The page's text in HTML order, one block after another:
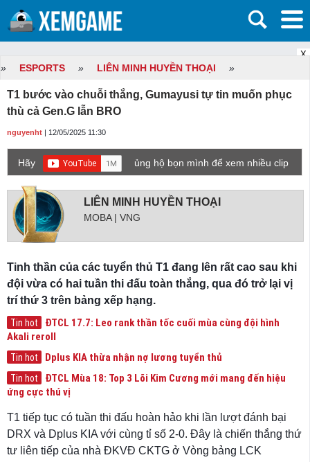
X
» ESPORTS » LIÊN MINH HUYỀN THOẠI »
T1 bước vào chuỗi thắng, Gumayusi tự tin muốn phục
thù cả Gen.G lẫn BRO
nguyenht | 12/05/2025 11:30
Hãy
ủng hộ bọn mình để xem nhiều clip
LIÊN MINH HUYỀN THOẠI
MOBA | VNG
Tinh thần của các tuyển thủ T1 đang lên rất cao sau khi
đội vừa có hai tuần thi đấu toàn thắng, qua đó trở lại vị
trí thứ 3 trên bảng xếp hạng.
Tin hot
ĐTCL 17.7: Leo rank thần tốc cuối mùa cùng đội hình
Akali reroll
Tin hot Dplus KIA thừa nhận nợ lương tuyển thủ
Tin hot
ĐTCL Mùa 18: Top 3 Lõi Kim Cương mới mang đến hiệu
ứng cực thú vị
T1 tiếp tục có tuần thi đấu hoàn hảo khi lần lượt đánh bại
DRX và Dplus KIA với cùng tỉ số 2-0. Đây là chiến thắng thứ
tư liên tiếp của nhà ĐKVĐ CKTG ở Vòng bảng LCK